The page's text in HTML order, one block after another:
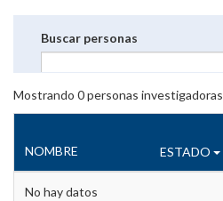
Buscar personas
Mostrando 0personas investigadoras
NOMBRE ESTADO
No hay datos